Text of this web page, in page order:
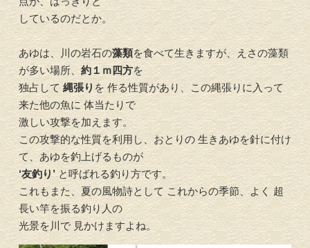
しているのだとか。
あゆは、川の岩石の藻類を食べて生きますが、えさの藻類
が多い場所、 約１ｍ四方を
独占して 縄張り を 作る性質があり、この縄張りに入って
来た他の魚に 体当たりで
激しい攻撃を加えます。
この攻撃的な性質を利用し、おとりの 生きあゆを針に付け
て、あゆを釣上げるものが
‘友釣り’と呼ばれる釣り方です。
これもまた、夏の風物詩として これからの季節、よく 超
長い竿を振る釣り人の
光景を川で 見かけますよね。